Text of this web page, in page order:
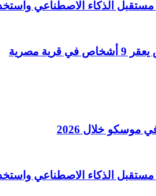
الذكاء الاصطناعي
مصرية
موسكو خلال 2026
الذكاء الاصطناعي